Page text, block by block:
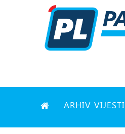
ARHIV VIJESTI